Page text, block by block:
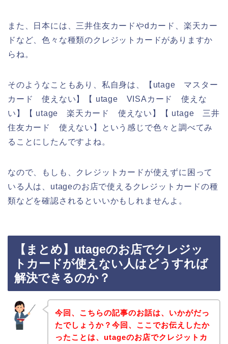
また、日本には、三井住友カードやdカード、楽天カー
ドなど、色々な種類のクレジットカードがありますか
らね。
そのようなこともあり、私自身は、【utage マスター
カード 使えない】【 utage VISAカード 使えな
い】【 utage 楽天カード 使えない】【 utage 三井
住友カード 使えない】という感じで色々と調べてみ
ることにしたんですよね。
なので、もしも、クレジットカードが使えずに困って
いる人は、utageのお店で使えるクレジットカードの種
類などを確認されるといいかもしれませんよ。
【まとめ】utageのお店でクレジッ
トカードが使えない人はどうすれば
解決できるのか？
今回、こちらの記事のお話は、いかがだっ
たでしょうか？今回、ここでお伝えしたか
ったことは、utageのお店でクレジットカ